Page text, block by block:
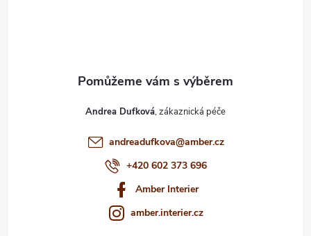
Andrea Dufková
andreadufkova@amber.cz
+420 602 373 696
Amber Interier
amber.interier.cz